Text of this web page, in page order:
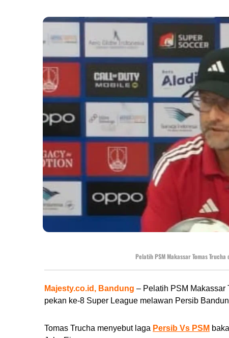
Pelatih PSM Makassar Tomas
Majesty.co.id, Bandung – Pelatih PSM Makassar
pekan ke-8 Super League melawan Persib
Tomas Trucha menyebut laga Persib Vs PSM